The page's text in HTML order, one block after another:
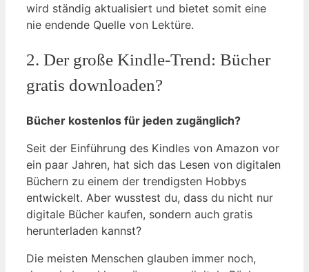
wird ständig aktualisiert und bietet somit eine
nie endende Quelle von Lektüre.
2. Der große Kindle-Trend: Bücher
gratis downloaden?
Bücher kostenlos für jeden zugänglich?
Seit der Einführung des Kindles von Amazon vor
ein paar Jahren, hat sich das Lesen von digitalen
Büchern zu einem der trendigsten Hobbys
entwickelt. Aber wusstest du, dass du nicht nur
digitale Bücher kaufen, sondern auch gratis
herunterladen kannst?
Die meisten Menschen glauben immer noch,